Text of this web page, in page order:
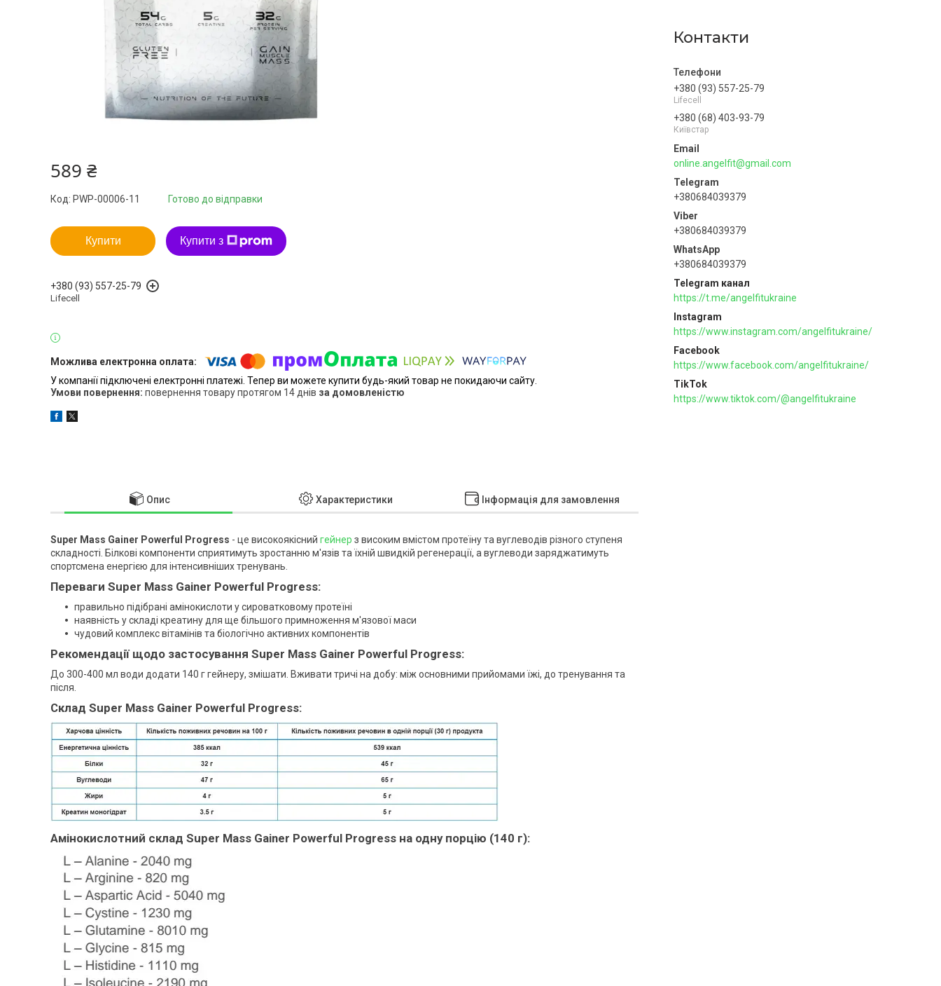
Контакти
+380 (93) 557-25-79
Lifecell
+380 (68) 403-93-79
Київстар
online.angelfit@gmail.com
+380684039379
+380684039379
+380684039379
Telegram канал
https://t.me/angelfitukraine
Instagram
https://www.instagram.com/angelfitukraine/
Facebook
https://www.facebook.com/angelfitukraine/
TikTok
https://www.tiktok.com/@angelfitukraine
589 ₴
Готово до відправки
Код: PWP-00006-11
Купити Купити з
+380 (93) 557-25-79
Lifecell
У компанії підключені електронні платежі. Тепер ви можете купити будь-який товар не покидаючи сайту.
повернення товару протягом 14 днів за домовленістю
Опис Характеристики Інформація для замовлення
Super Mass Gainer Powerful Progress - це високоякісний гейнер з високим вмістом протеїну та вуглеводів різного ступеня
складності. Білкові компоненти сприятимуть зростанню м'язів та їхній швидкій регенерації, а вуглеводи заряджатимуть
спортсмена енергією для інтенсивніших тренувань.
Переваги Super Mass Gainer Powerful Progress:
правильно підібрані амінокислоти у сироватковому протеїні
наявність у складі креатину для ще більшого примноження м'язової маси
чудовий комплекс вітамінів та біологічно активних компонентів
Рекомендації щодо застосування Super Mass Gainer Powerful Progress:
До 300-400 мл води додати 140 г гейнеру, змішати. Вживати тричі на добу: між основними прийомами їжі, до тренування та
після.
Склад Super Mass Gainer Powerful Progress:
Амінокислотний склад Super Mass Gainer Powerful Progress на одну порцію (140 г):